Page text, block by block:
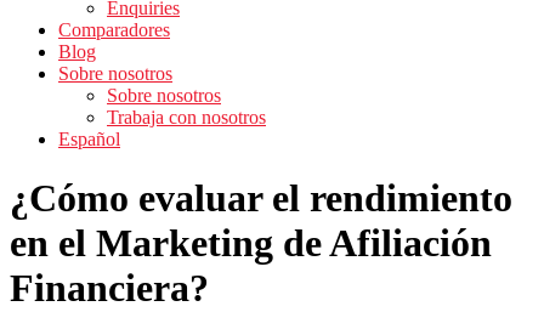
Enquiries
Comparadores
Blog
Sobre nosotros
Sobre nosotros
Trabaja con nosotros
Español
¿Cómo evaluar el rendimiento
en el Marketing de Afiliación
Financiera?